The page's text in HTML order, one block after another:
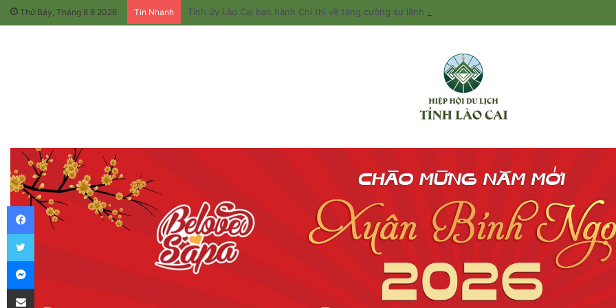
Thứ Bảy, Tháng 8 8 2026 Tin Nhanh Tỉnh ủy Lào Cai ban hành Chỉ thị về tăng cường sự lãnh đạo của Đảng đối với công tác quản lý và
Facebook
Twitter
Messenger
Chia sẻ qua email